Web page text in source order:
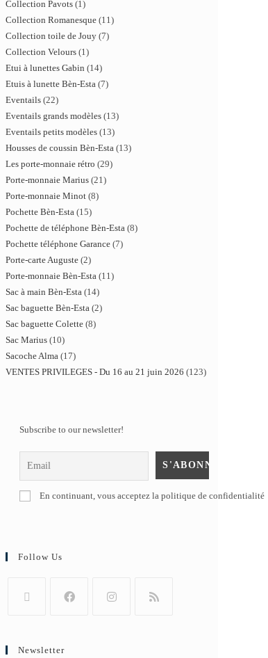
Collection Pavots 1
Collection Romanesque 11
Collection toile de Jouy 7
Collection Velours 1
Etui à lunettes Gabin 14
Etuis à lunette Bèn-Esta 7
Eventails 22
Eventails grands modèles 13
Eventails petits modèles 13
Housses de coussin Bèn-Esta 13
Les porte-monnaie rétro 29
Porte-monnaie Marius 21
Porte-monnaie Minot 8
Pochette Bèn-Esta 15
Pochette de téléphone Bèn-Esta 8
Pochette téléphone Garance 7
Porte-carte Auguste 2
Porte-monnaie Bèn-Esta 11
Sac à main Bèn-Esta 14
Sac baguette Bèn-Esta 2
Sac baguette Colette 8
Sac Marius 10
Sacoche Alma 17
VENTES PRIVILEGES - Du 16 au 21 juin 2026 123
Subscribe to our newsletter!
En continuant, vous acceptez la politique de confidentialité
Follow Us
Newsletter